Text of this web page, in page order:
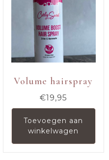
Volume hairspray
€19,95
Toevoegen aan
winkelwagen